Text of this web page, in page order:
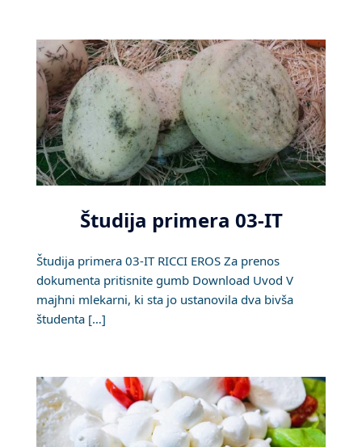
Študija primera 03-IT
Študija primera 03-IT RICCI EROS Za prenos
dokumenta pritisnite gumb Download Uvod V
majhni mlekarni, ki sta jo ustanovila dva bivša
študenta […]